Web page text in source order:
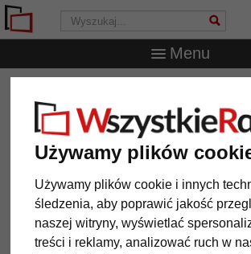
Używamy plików
Używamy plików cookie i innych
śledzenia, aby poprawić jakość
naszej witryny, wyświetlać
treści i reklamy, analizować ruch w
Menu
Rama na koszulkę piłkarską Nouvelle
Rama na koszulkę
Nouvelle